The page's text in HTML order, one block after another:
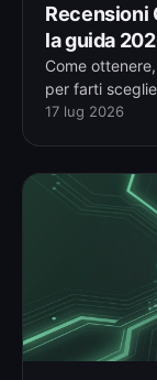
Recensioni
la guida
Come
per farti
17 lug 2026